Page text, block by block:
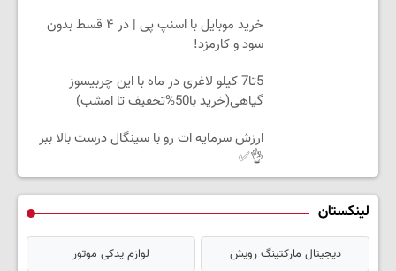
خرید موبایل با اسنپ پی | در ۴ قسط بدون
سود و کارمزد!
5تا7 کیلو لاغری در ماه با این چربیسوز
گیاهی(خرید با50%تخفیف تا امشب)
ارزش سرمایه ات رو با سینگال درست بالا ببر
👌✅
لینکستان
دیجیتال مارکتینگ رویش لوازم یدکی موتور